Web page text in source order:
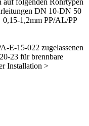
DN 10-DN 50
1,2mm PP/AL/PP
E-15-022 zugelassenen
23 für brennbare
Installation >